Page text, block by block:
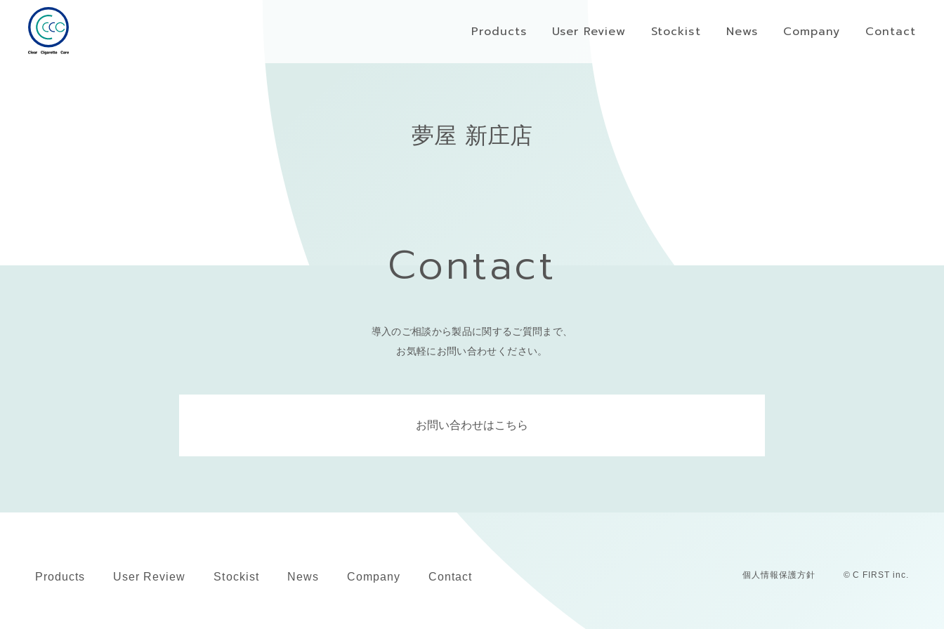
Products User Review Stockist News Company Contact
夢屋 新庄店
Contact
導入のご相談から製品に関するご質問まで、
お気軽にお問い合わせください。
お問い合わせはこちら
Products User Review Stockist News Company Contact 個人情報保護方針 © C FIRST inc.